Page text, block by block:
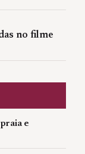
no filme
e